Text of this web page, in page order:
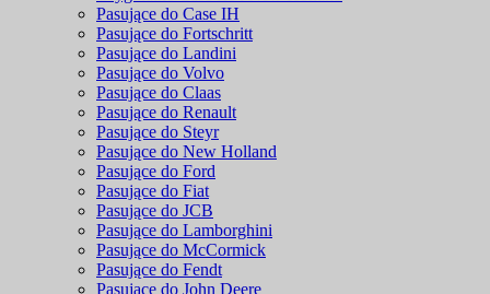
Pasujące do Case IH
Pasujące do Fortschritt
Pasujące do Landini
Pasujące do Volvo
Pasujące do Claas
Pasujące do Renault
Pasujące do Steyr
Pasujące do New Holland
Pasujące do Ford
Pasujące do Fiat
Pasujące do JCB
Pasujące do Lamborghini
Pasujące do McCormick
Pasujące do Fendt
Pasujące do John Deere